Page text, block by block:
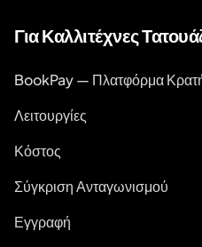
Για Καλλιτέχνες
BookPay — Πλατφόρμα
Λειτουργίες
Κόστος
Σύγκριση Ανταγωνισμού
Εγγραφή